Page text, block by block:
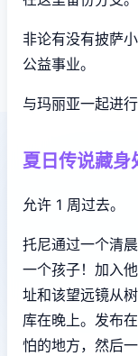
非论有没有披萨
公益事业。
与玛丽亚一起进行
夏日传说藏身
允许 1 周过去。
托尼通过一个清
一个孩子！加入
址和该望远镜从
库在晚上。发布
怕的地方，然后